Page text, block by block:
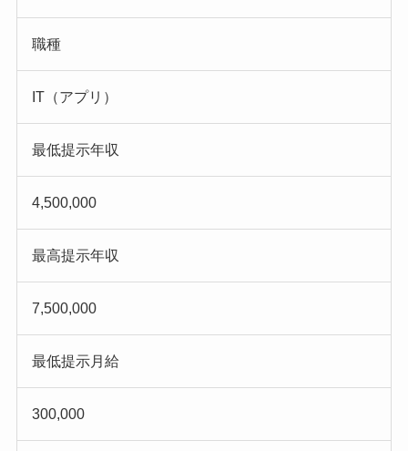
職種
IT（アプリ）
最低提示年収
4,500,000
最高提示年収
7,500,000
最低提示月給
300,000